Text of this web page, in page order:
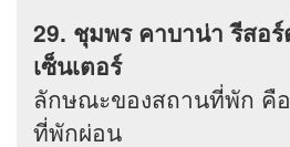
29. ชุมพร คาบาน่า รีสอ
เซ็นเตอร์
ลักษณะของสถานที่พัก คื
ที่พักผ่อน